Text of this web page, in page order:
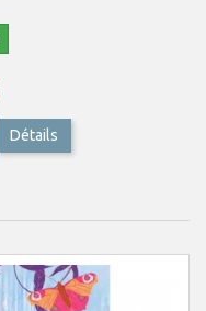
Détails